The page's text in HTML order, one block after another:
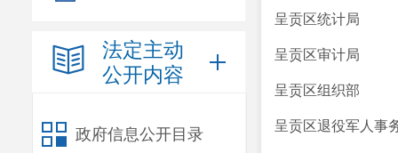
法定主动
公开内容
政府信息公开目录
呈贡区统计局
呈贡区审计局
呈贡区组织部
呈贡区退役军人事